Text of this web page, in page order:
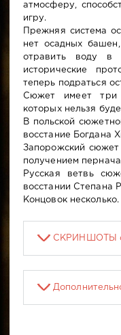
атмосферу,
игру.
Прежняя система
нет осадных
отравить воду в
исторические
теперь подраться
Сюжет имеет три
которых нельзя
В польской
восстание Богдана
Запорожский сюжет
получением
Русская ветвь
восстании Степана
Концовок несколько.
СКРИНШОТЫ